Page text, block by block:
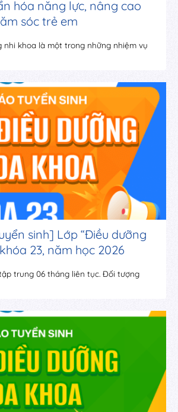
hóa năng lực, nâng cao
sóc trẻ em
khoa là một trong những nhiệm vụ
sinh] Lớp “Điều dưỡng
23, năm học 2026
trung 06 tháng liên tục. Đối tượng